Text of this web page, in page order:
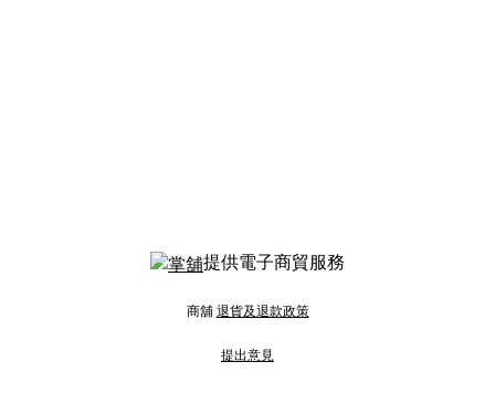
提供電子商貿服務
商舖 退貨及退款政策
提出意見